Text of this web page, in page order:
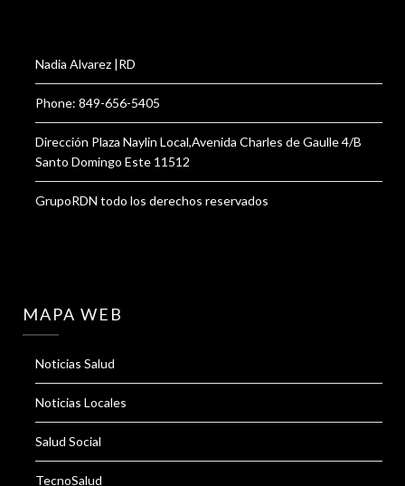
Nadia Alvarez |RD
Phone: 849-656-5405
Dirección Plaza Naylin Local,Avenida Charles de Gaulle 4/B
Santo Domingo Este 11512
GrupoRDN todo los derechos reservados
MAPA WEB
Noticias Salud
Noticias Locales
Salud Social
TecnoSalud